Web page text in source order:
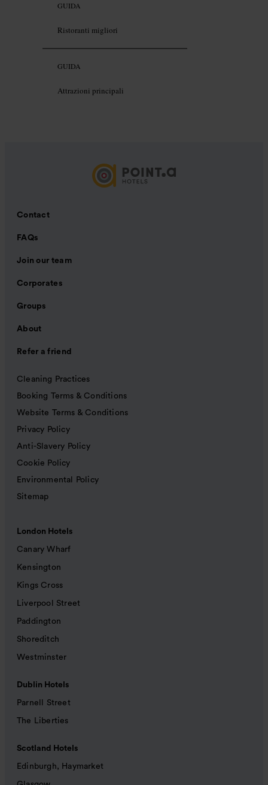
GUIDA
Ristoranti migliori
GUIDA
Attrazioni principali
Contact
FAQs
Join our team
Corporates
Groups
About
Refer a friend
Cleaning Practices
Booking Terms & Conditions
Website Terms & Conditions
Privacy Policy
Anti-Slavery Policy
Cookie Policy
Environmental Policy
Sitemap
London Hotels
Canary Wharf
Kensington
Kings Cross
Liverpool Street
Paddington
Shoreditch
Westminster
Dublin Hotels
Parnell Street
The Liberties
Scotland Hotels
Edinburgh, Haymarket